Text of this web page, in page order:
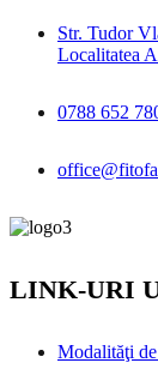
Str. Tudor
Localitatea
0788 652
LINK-URI
Modalităţi